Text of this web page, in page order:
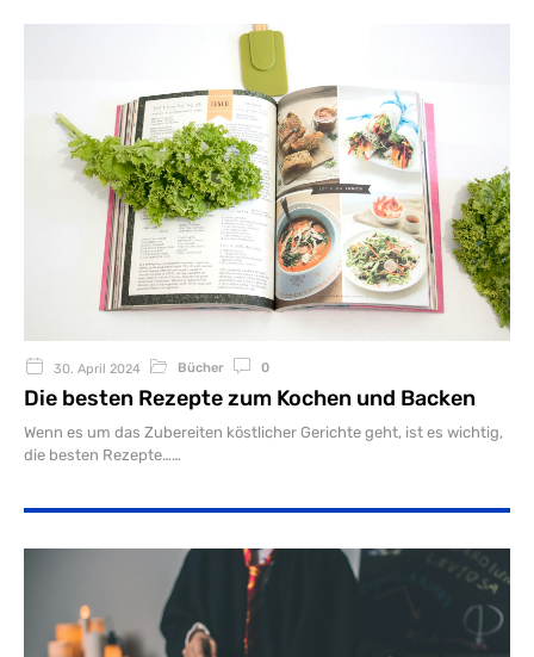
30. April 2024 Bücher 0
Die besten Rezepte zum Kochen und Backen
Wenn es um das Zubereiten köstlicher Gerichte geht, ist es wichtig,
die besten Rezepte…